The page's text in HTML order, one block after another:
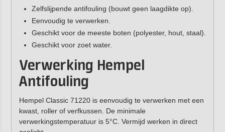
Zelfslijpende antifouling (bouwt geen laagdikte op).
Eenvoudig te verwerken.
Geschikt voor de meeste boten (polyester, hout, staal).
Geschikt voor zoet water.
Verwerking Hempel
Antifouling
Hempel Classic 71220 is eenvoudig te verwerken met een
kwast, roller of verfkussen. De minimale
verwerkingstemperatuur is 5°C. Vermijd werken in direct